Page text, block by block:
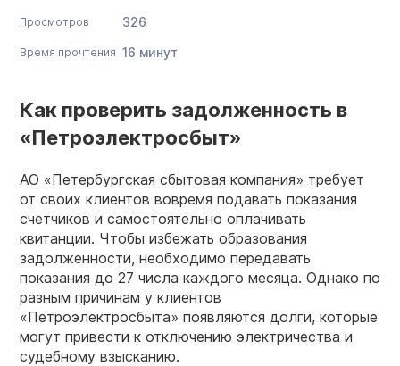
Просмотров 326
Время прочтения 16 минут
Как проверить задолженность в
«Петроэлектросбыт»
АО «Петербургская сбытовая компания» требует
от своих клиентов вовремя подавать показания
счетчиков и самостоятельно оплачивать
квитанции. Чтобы избежать образования
задолженности, необходимо передавать
показания до 27 числа каждого месяца. Однако по
разным причинам у клиентов
«Петроэлектросбыта» появляются долги, которые
могут привести к отключению электричества и
судебному взысканию.